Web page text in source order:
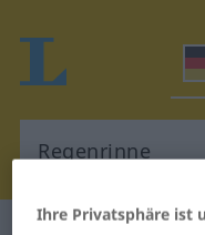
Ihre Privatsphäre ist